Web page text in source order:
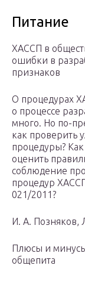
Питание
ХАССП в
ошибки в
признаков
О процедурах
о процессе
много. Но по-
как проверить
процедуры?
оценить
соблюдение
процедур
021/2011?
И. А. Позняков,
Плюсы и
общепита